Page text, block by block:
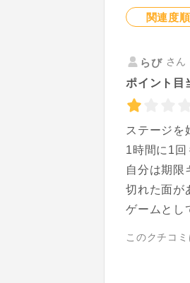
関連度順
らび さ
ポイント目
ステージを
1時間に1
自分は期限
切れた面が
ゲームとし
このクチコ